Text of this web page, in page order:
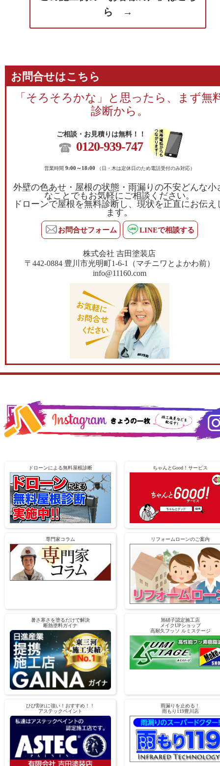
ら →
お問合せはこちら
「そろそろかな」と思ったら、まず無
診断から。
ご相談・お見積りは無料！！
0120-939-747
営業時間 9:00～18:00 （日・木は定休日のため電話受付のみ対応）
外壁の色あせ・屋根の状態・雨漏りの不安どんな小
なことでもお気軽にご相談ください。
ドローンで屋根を無料診断し、現状を正直にお伝え
ます。
お問合せフォーム LINEで相談する
株式会社 吉田塗装店
〒442-0884 豊川市光明町1-6-1（マチニワとよかわ前）
info@11160.com
ドローンによる無料屋根診断 ちゃんとGood！サービス
専門家コラム リフォームローンのご案内
暑さ寒さを塗るだけで解決
断熱塗料ガイナ
旭硝子認定施工店
メイクUPショップ
高耐久フッソ ルミステージ
ひび割れに強い！おすすめ！！
アステックペイント
雨漏りを止める！
雨もり119豊川店